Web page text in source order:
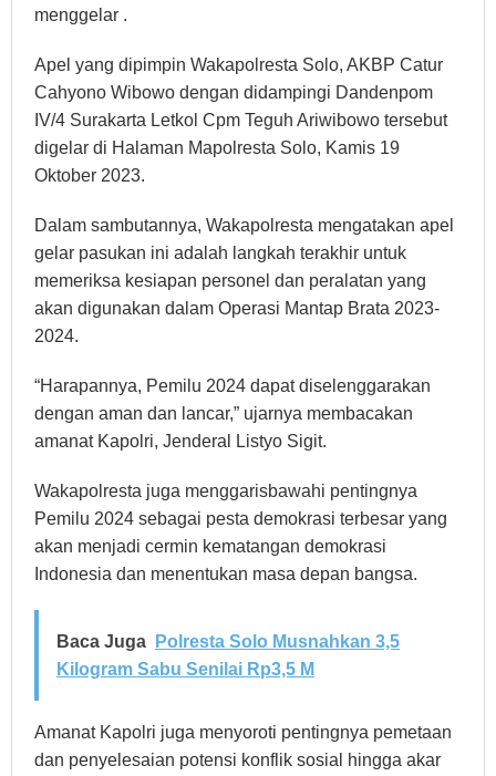
menggelar .
Apel yang dipimpin Wakapolresta Solo, AKBP Catur
Cahyono Wibowo dengan didampingi Dandenpom
IV/4 Surakarta Letkol Cpm Teguh Ariwibowo tersebut
digelar di Halaman Mapolresta Solo, Kamis 19
Oktober 2023.
Dalam sambutannya, Wakapolresta mengatakan apel
gelar pasukan ini adalah langkah terakhir untuk
memeriksa kesiapan personel dan peralatan yang
akan digunakan dalam Operasi Mantap Brata 2023-
2024.
“Harapannya, Pemilu 2024 dapat diselenggarakan
dengan aman dan lancar,” ujarnya membacakan
amanat Kapolri, Jenderal Listyo Sigit.
Wakapolresta juga menggarisbawahi pentingnya
Pemilu 2024 sebagai pesta demokrasi terbesar yang
akan menjadi cermin kematangan demokrasi
Indonesia dan menentukan masa depan bangsa.
Baca Juga
Polresta Solo Musnahkan 3,5
Kilogram Sabu Senilai Rp3,5 M
Amanat Kapolri juga menyoroti pentingnya pemetaan
dan penyelesaian potensi konflik sosial hingga akar